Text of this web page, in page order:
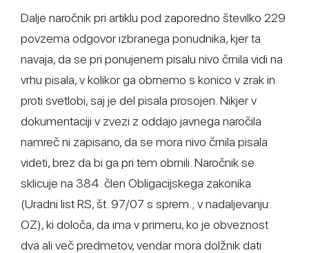
Dalje naročnik pri artiklu pod zaporedno številko 229
povzema odgovor izbranega ponudnika, kjer ta
navaja, da se pri ponujenem pisalu nivo črnila vidi na
vrhu pisala, v kolikor ga obrnemo s konico v zrak in
proti svetlobi, saj je del pisala prosojen. Nikjer v
dokumentaciji v zvezi z oddajo javnega naročila
namreč ni zapisano, da se mora nivo črnila pisala
videti, brez da bi ga pri tem obrnili. Naročnik se
sklicuje na 384. člen Obligacijskega zakonika
(Uradni list RS, št. 97/07 s sprem.; v nadaljevanju:
OZ), ki določa, da ima v primeru, ko je obveznost
dva ali več predmetov, vendar mora dolžnik dati